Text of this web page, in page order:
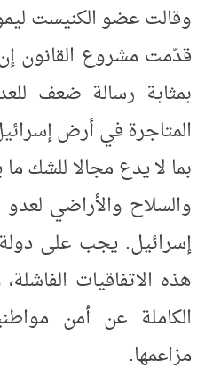
وقالت عضو الكنيست
قدّمت مشروع القانون
بمثابة رسالة ضعف
المتاجرة في أرض
بما لا يدع مجالا للشك
والسلاح والأراضي
إسرائيل. يجب على
هذه الاتفاقيات
الكاملة عن أمن
مزاعمها.